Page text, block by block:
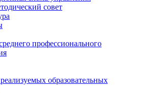
совет
профессионального
образовательных